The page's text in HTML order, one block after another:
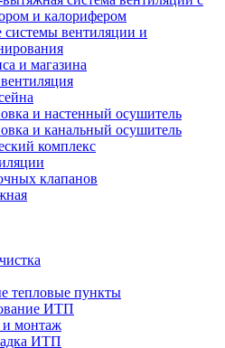
и калорифером
системы вентиляции и
и магазина
и настенный осушитель
и канальный осушитель
комплекс
клапанов
тепловые пункты
ИТП
и монтаж
ИТП